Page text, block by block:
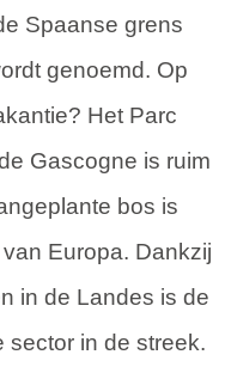
Spaanse grens
genoemd. Op
Het Parc
Gascogne is ruim
bos is
Europa. Dankzij
in de Landes is de
sector in de streek.